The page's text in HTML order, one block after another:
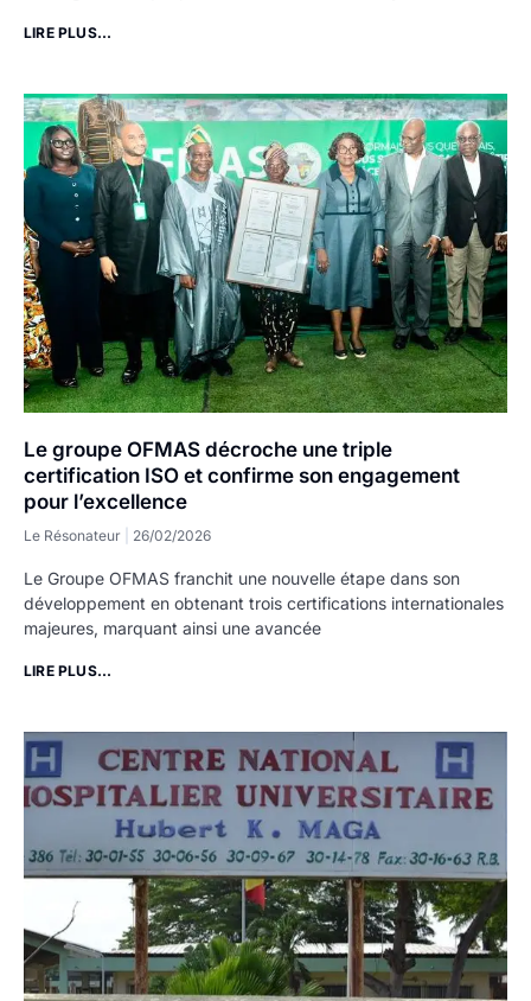
LIRE PLUS...
Le groupe OFMAS décroche une triple
certification ISO et confirme son engagement
pour l’excellence
Le Résonateur 26/02/2026
Le Groupe OFMAS franchit une nouvelle étape dans son
développement en obtenant trois certifications internationales
majeures, marquant ainsi une avancée
LIRE PLUS...